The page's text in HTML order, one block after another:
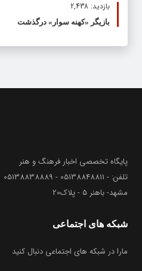
بازدید: 2,438
بازیگر «کهنه سوار» درگذشت
پایگاه تخصصی اخبار فرهنگ و هنر
تلفن: - 05138848811 - 05138838889
مشهد- باهنر 5 - پلاک20
شبکه های اجتماعی
مارا در شبکه های اجتماعی دنبال کنید